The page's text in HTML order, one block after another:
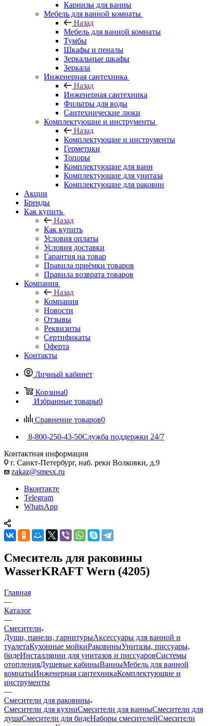
Карнизы для ванны
Мебель для ванной комнаты
Назад
Мебель для ванной комнаты
Тумбы
Шкафы и пеналы
Зеркальные шкафы
Зеркала
Инженерная сантехника
Назад
Инженерная сантехника
Фильтры для воды
Сантехнические люки
Комплектующие и инструменты
Назад
Комплектующие и инструменты
Герметики
Топоры
Комплектующие для ванн
Комплектующие для унитаза
Комплектующие для раковин
Акции
Бренды
Как купить
Назад
Как купить
Условия оплаты
Условия доставки
Гарантия на товар
Правила приёмки товаров
Правила возврата товаров
Компания
Назад
Компания
Новости
Отзывы
Реквизиты
Сертификаты
Оферта
Контакты
Личный кабинет
Корзина0
Избранные товары0
Сравнение товаров0
8-800-250-43-50Служба поддержки 24/7
Контактная информация
г. Санкт-Петербург, наб. реки Волковки, д.9
zakaz@smesx.ru
Вконтакте
Telegram
WhatsApp
Смеситель для раковины
WasserKRAFT Wern (4205)
Главная
—
Каталог
—
Смесители
Души, панели, гарнитурыАксессуары для ванной и
туалетаКухонные мойкиРаковиныУнитазы, писсуары,
бидеИнсталляции для унитазов и писсуаровСистемы
отопленияДушевые кабиныВанныМебель для ванной
комнатыИнженерная сантехникаКомплектующие и
инструменты
—
Смесители для раковины
Смесители для кухниСмесители для ванныСмесители для
душаСмесители для бидеНаборы смесителейСмесители